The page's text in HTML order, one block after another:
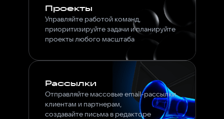
Проекты
Управляйте работой команд,
приоритизируйте задачи и планируйте
проекты любого масштаба
Рассылки
Отправляйте массовые email-рассылки
клиентам и партнерам,
создавайте письма в редакторе